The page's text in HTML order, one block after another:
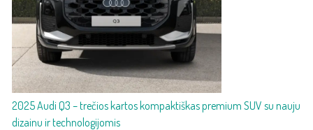
2025 Audi Q3 – trečios kartos kompaktiškas premium SUV su nauju
dizainu ir technologijomis